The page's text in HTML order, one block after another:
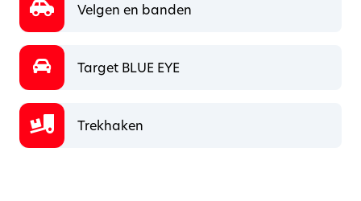
Velgen en banden
Target BLUE EYE
Trekhaken